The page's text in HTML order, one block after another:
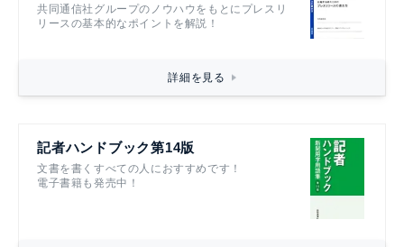
共同通信社グループのノウハウをもとにプレスリ
リースの基本的なポイントを解説！
詳細を見る
記者ハンドブック第14版
文書を書くすべての人におすすめです！
電子書籍も発売中！